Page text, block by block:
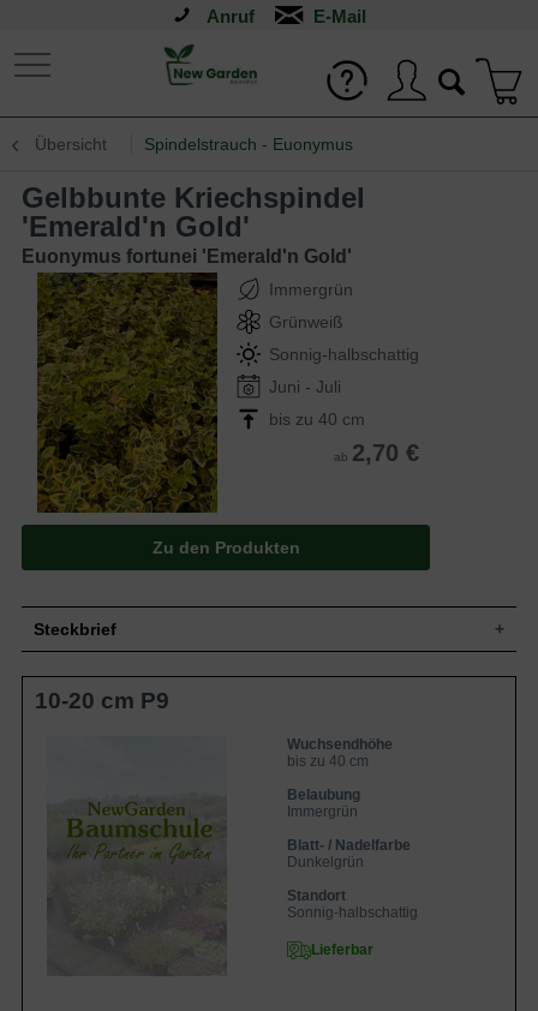
Anruf
Übersicht Spindelstrauch - Euonymus
Gelbbunte Kriechspindel
'Emerald'n Gold'
Euonymus fortunei 'Emerald'n Gold'
Immergrün
Grünweiß
Sonnig-halbschattig
Juni - Juli
bis zu 40 cm
ab 2,70 €
Zu den Produkten
Steckbrief
Wuchs
Zwergstrauch, breit aufrecht, dichtbuschig
Blatt
Immergrün, eiförmig bis elliptisch, leicht
gekerbter bis gesägter Rand, stumpf
zugespitzt, dunkelgrün mit gelbem Rand,
manchmal auch nur gelb, im Herbst rosa
überlaufende Ränder, bis zu 5 cm lang
Verzehr geeignet
Unscheinbar, grünweißlich, ca. 1 cm breit
Grün und glatt
10-20 cm P9
Wuchsendhöhe
bis zu 40 cm
Belaubung
Immergrün
Blatt- / Nadelfarbe
Dunkelgrün
Standort
Sonnig-halbschattig
Lieferbar